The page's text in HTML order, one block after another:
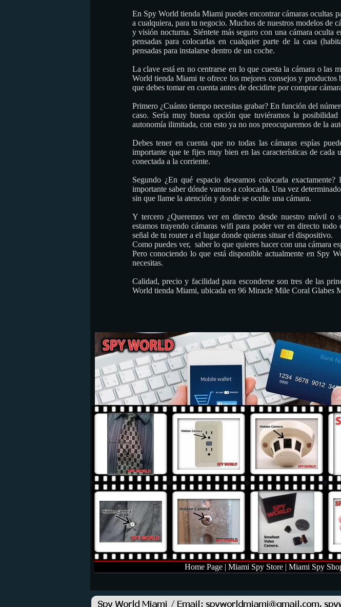
En Spy World tienda Miami puedes encontrar cámaras ocultas
a cualquiera, para tu negocio. Muchos de nuestros modelos de
y visión nocturna. Siéntete más seguro con una cámara oculta
pensadas para colocarlas en cualquier parte de la casa
pensadas para instalarse dentro de un coche.
La clave está en no centrarse en lo que cuesta la cámara o las
World tienda Miami te ofrece los mejores consejos y productos
que debes tomar en cuenta antes de decidirte por comprar
Primero ¿Cuánto tiempo necesitas grabar? En función del
caso. Sería muy buena opción que tuviéramos la
autonomía ilimitada, con esto ya no nos preocuparemos de la
Debes tener en cuenta que no todas las cámaras espías
importante que te fijes muy bien en las características de cada
conectada a la corriente.
Segundo ¿En qué espacio deseamos colocarla
importante saber dónde vamos a colocarla. Una vez
sin que llame la atención y donde se oculte una cámara.
Y tercero ¿Queremos ver en directo desde nuestro móvil o
estamos trayendo cámaras wifi para poder ver en directo
señal de tu router a el lugar donde quieras situar el dispositivo.
Como puedes ver, saber lo que quieres hacer con una cámara
Pero conociendo lo que está disponible actualmente en Spy
necesitas.
Calidad, precio y facilidad para esconderse son tres de las
World tienda Miami, ubicada en 96 Miracle Mile Coral Glabes
Home Page| Miami Spy Store| Miami Spy